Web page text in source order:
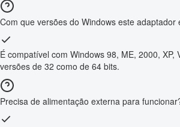
Com que versões do Windows este adaptador
É compatível com Windows 98, ME, 2000, XP,
versões de 32 como de 64 bits.
Precisa de alimentação externa para